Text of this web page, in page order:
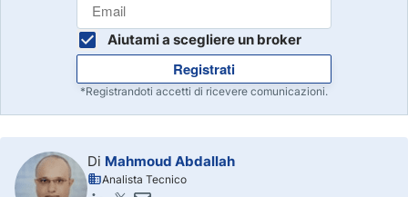
Aiutami a scegliere un broker
Registrati
*Registrandoti accetti di ricevere comunicazioni.
Di Mahmoud Abdallah
Analista Tecnico